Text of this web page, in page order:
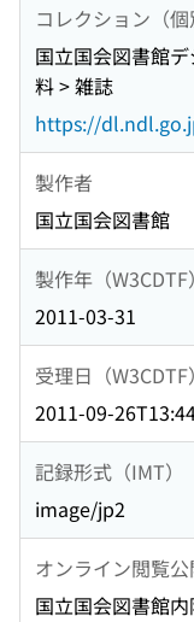
コレクション（個
国立国会図書館
料 > 雑誌
https://
製作者
国立国会図書館
製作年（W3CDTF）
2011-03-31
受理日（W3CDTF）
2011-09-
記録形式（IMT）
image/jp2
オンライン閲覧
国立国会図書館